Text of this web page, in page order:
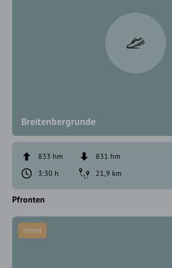
Breitenbergrunde
833 hm
831 hm
3:30 h
21,9 km
Pfronten
mittel